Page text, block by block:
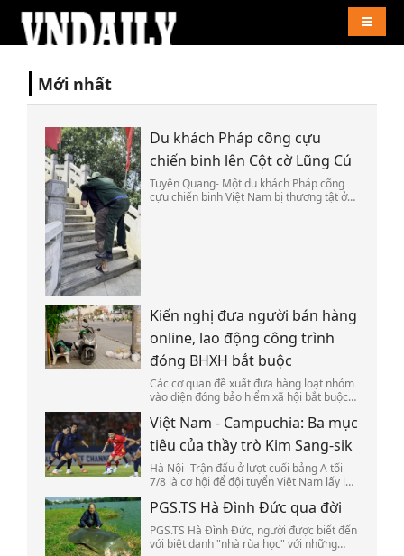
Mới nhất
Du khách Pháp cõng cựu
chiến binh lên Cột cờ Lũng Cú
Tuyên Quang- Một du khách Pháp cõng
cựu chiến binh Việt Nam bị thương tật ở
Kiến nghị đưa người bán hàng
online, lao động công trình
đóng BHXH bắt buộc
Các cơ quan đề xuất đưa hàng loạt nhóm
vào diện đóng bảo hiểm xã hội bắt buộc
làm việc tại công trình xây dựng, người
bán vé số.
Việt Nam - Campuchia: Ba mục
tiêu của thầy trò Kim Sang-sik
Hà Nội- Trận đấu ở lượt cuối bảng A tối
7/8 là cơ hội để đội tuyển Việt Nam lấy lại
xoay vòng lực lượng, đồng thời tạo lợi thế
tại bán kết ASEAN Cup 2026.
PGS.TS Hà Đình Đức qua đời
PGS.TS Hà Đình Đức, người được biết đến
với biệt danh "nhà rùa học" với những